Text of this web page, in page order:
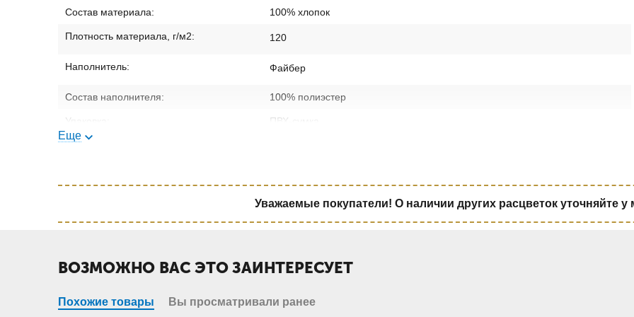
Состав материала: 100% хлопок
Плотность материала, г/м2: 120
Наполнитель: Файбер
Состав наполнителя: 100% полиэстер
Упаковка: ПВХ-сумка
Еще
Уважаемые покупатели! О наличии других расцветок уточняйте у
ВОЗМОЖНО ВАС ЭТО ЗАИНТЕРЕСУЕТ
Похожие товары Вы просматривали ранее